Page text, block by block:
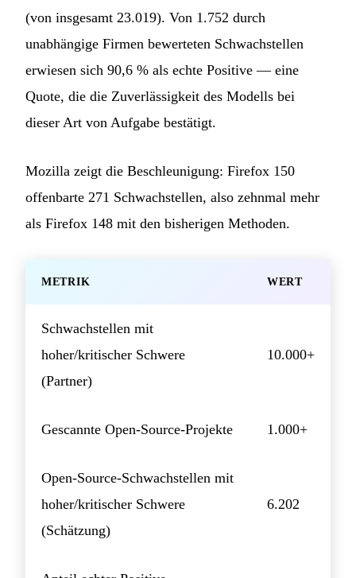
(von insgesamt 23.019). Von 1.752 durch
unabhängige Firmen bewerteten Schwachstellen
erwiesen sich 90,6 % als echte Positive — eine
Quote, die die Zuverlässigkeit des Modells bei
dieser Art von Aufgabe bestätigt.
Mozilla zeigt die Beschleunigung: Firefox 150
offenbarte 271 Schwachstellen, also zehnmal mehr
als Firefox 148 mit den bisherigen Methoden.
METRIK WERT
Schwachstellen mit
hoher/kritischer Schwere
(Partner)
10.000+
Gescannte Open-Source-Projekte 1.000+
Open-Source-Schwachstellen mit
hoher/kritischer Schwere
(Schätzung)
6.202